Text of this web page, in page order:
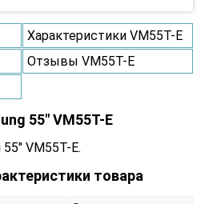
Характеристики VM55T-E
Отзывы VM55T-E
55" VM55T-E
VM55T-E.
товара